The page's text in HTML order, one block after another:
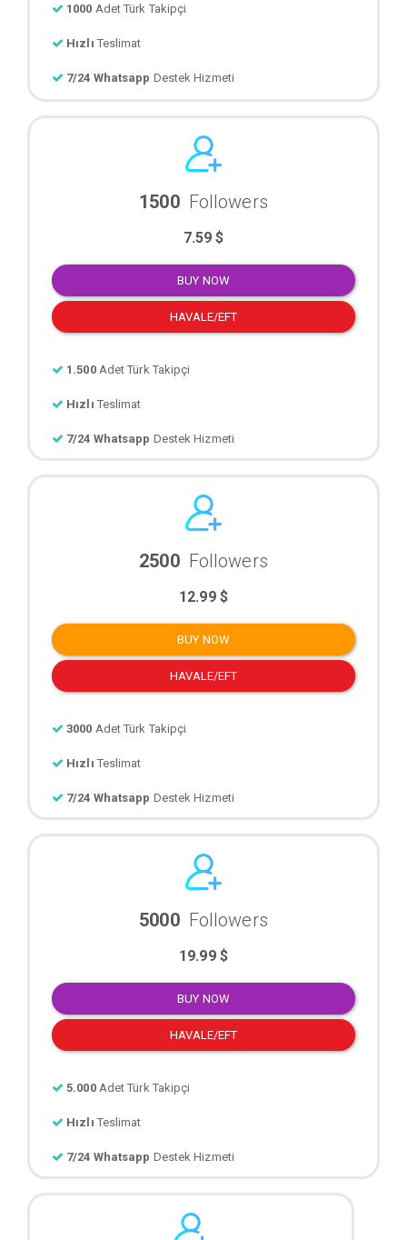
1000 Adet Türk Takipçi
Hızlı Teslimat
7/24 Whatsapp Destek Hizmeti
1500 Followers
7.59 $
BUY NOW
HAVALE/EFT
1.500 Adet Türk Takipçi
Hızlı Teslimat
7/24 Whatsapp Destek Hizmeti
2500 Followers
12.99 $
BUY NOW
HAVALE/EFT
3000 Adet Türk Takipçi
Hızlı Teslimat
7/24 Whatsapp Destek Hizmeti
5000 Followers
19.99 $
BUY NOW
HAVALE/EFT
5.000 Adet Türk Takipçi
Hızlı Teslimat
7/24 Whatsapp Destek Hizmeti